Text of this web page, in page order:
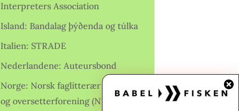
Interpreters Association
Island: Bandalag þýðenda og túlka
Italien: STRADE
Nederlandene: Auteursbond
Norge: Norsk faglitterær forfatter-
og oversetterforening (NFFO)